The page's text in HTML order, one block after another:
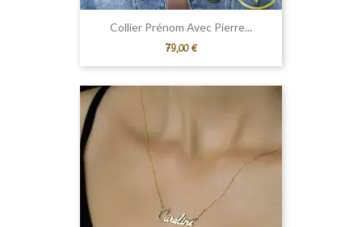
Collier Prénom Avec Pierre...
Prix
79,00 €